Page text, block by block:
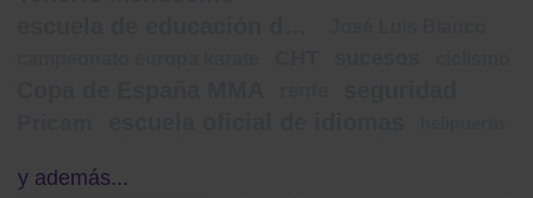
y además...